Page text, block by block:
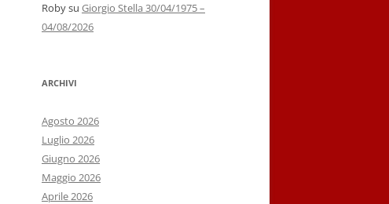
Robysu Giorgio Stella 30/04/1975 –
04/08/2026
ARCHIVI
Agosto 2026
Luglio 2026
Giugno 2026
Maggio 2026
Aprile 2026